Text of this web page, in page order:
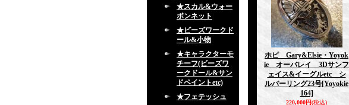
★スカル&ウォー
ボンネット
★ビーズワークド
ール&小物
★キャラクターモ
チーフ(ビーズワ
ークドール&サン
ドペイントetc)
★フェテッシュ
ホピ Gary&Elsie・Yoyok
ie オーバレイ 3Dサンフ
ェイス&イーグルetc シ
ルバーリング23号[Yoyokie
164]
220,000円(税込)